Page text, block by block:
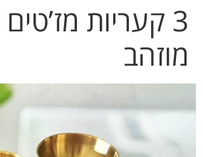
3 קעריות
מוזהב